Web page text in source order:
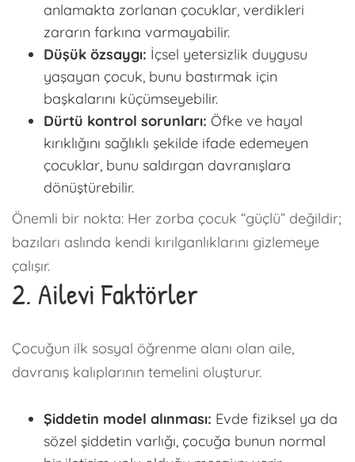
anlamakta zorlanan çocuklar, verdikleri
zararın farkına varmayabilir.
Düşük özsaygı: İçsel yetersizlik duygusu
yaşayan çocuk, bunu bastırmak için
başkalarını küçümseyebilir.
Dürtü kontrol sorunları: Öfke ve hayal
kırıklığını sağlıklı şekilde ifade edemeyen
çocuklar, bunu saldırgan davranışlara
dönüştürebilir.
Önemli bir nokta: Her zorba çocuk “güçlü” değildir;
bazıları aslında kendi kırılganlıklarını gizlemeye
çalışır.
2. Ailevi Faktörler
Çocuğun ilk sosyal öğrenme alanı olan aile,
davranış kalıplarının temelini oluşturur.
Şiddetin model alınması: Evde fiziksel ya da
sözel şiddetin varlığı, çocuğa bunun normal